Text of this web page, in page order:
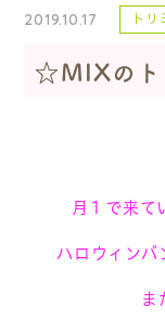
2019.10.17 トリ
☆MIXの
月１で来
ハロウィン
ま